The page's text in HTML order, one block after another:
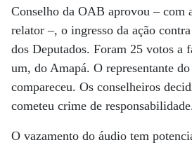
Conselho da OAB aprovou – com
relator –, o ingresso da ação
dos Deputados. Foram 25 votos a
um, do Amapá. O representante
compareceu. Os conselheiros
cometeu crime de
O vazamento do áudio tem